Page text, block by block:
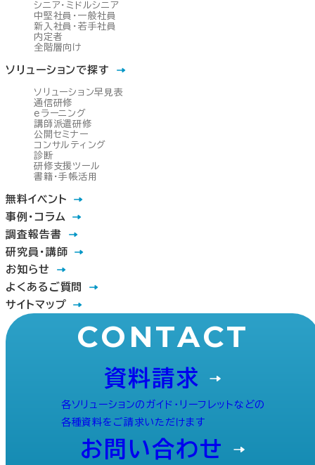
シニア・ミドルシニア
中堅社員・一般社員
新入社員・若手社員
内定者
全階層向け
ソリューションで探す
ソリューション早見表
通信研修
eラーニング
講師派遣研修
公開セミナー
コンサルティング
診断
研修支援ツール
書籍・手帳活用
無料イベント
事例・コラム
調査報告書
研究員・講師
お知らせ
よくあるご質問
サイトマップ
CONTACT
資料請求
各ソリューションのガイド・リーフレットなどの
各種資料をご請求いただけます
お問い合わせ